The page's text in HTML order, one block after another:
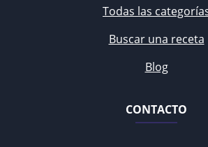
Todas las
Buscar una receta
Blog
CONTACTO